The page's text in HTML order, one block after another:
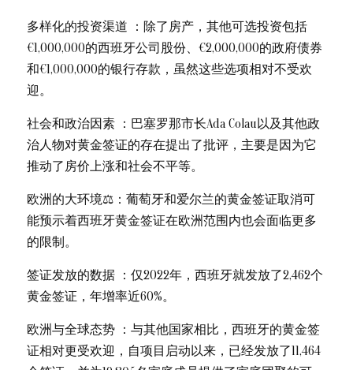
多样化的投资渠道 ：除了房产，其他可选投资包括
€1,000,000的西班牙公司股份、€2,000,000的政府债券
和€1,000,000的银行存款，虽然这些选项相对不受欢
迎。
社会和政治因素 ️：巴塞罗那市长Ada Colau以及其他政
治人物对黄金签证的存在提出了批评，主要是因为它
推动了房价上涨和社会不平等。
欧洲的大环境⚖️：葡萄牙和爱尔兰的黄金签证取消可
能预示着西班牙黄金签证在欧洲范围内也会面临更多
的限制。
签证发放的数据 ：仅2022年，西班牙就发放了2,462个
黄金签证，年增率近60%。
欧洲与全球态势 ：与其他国家相比，西班牙的黄金签
证相对更受欢迎，自项目启动以来，已经发放了11,464